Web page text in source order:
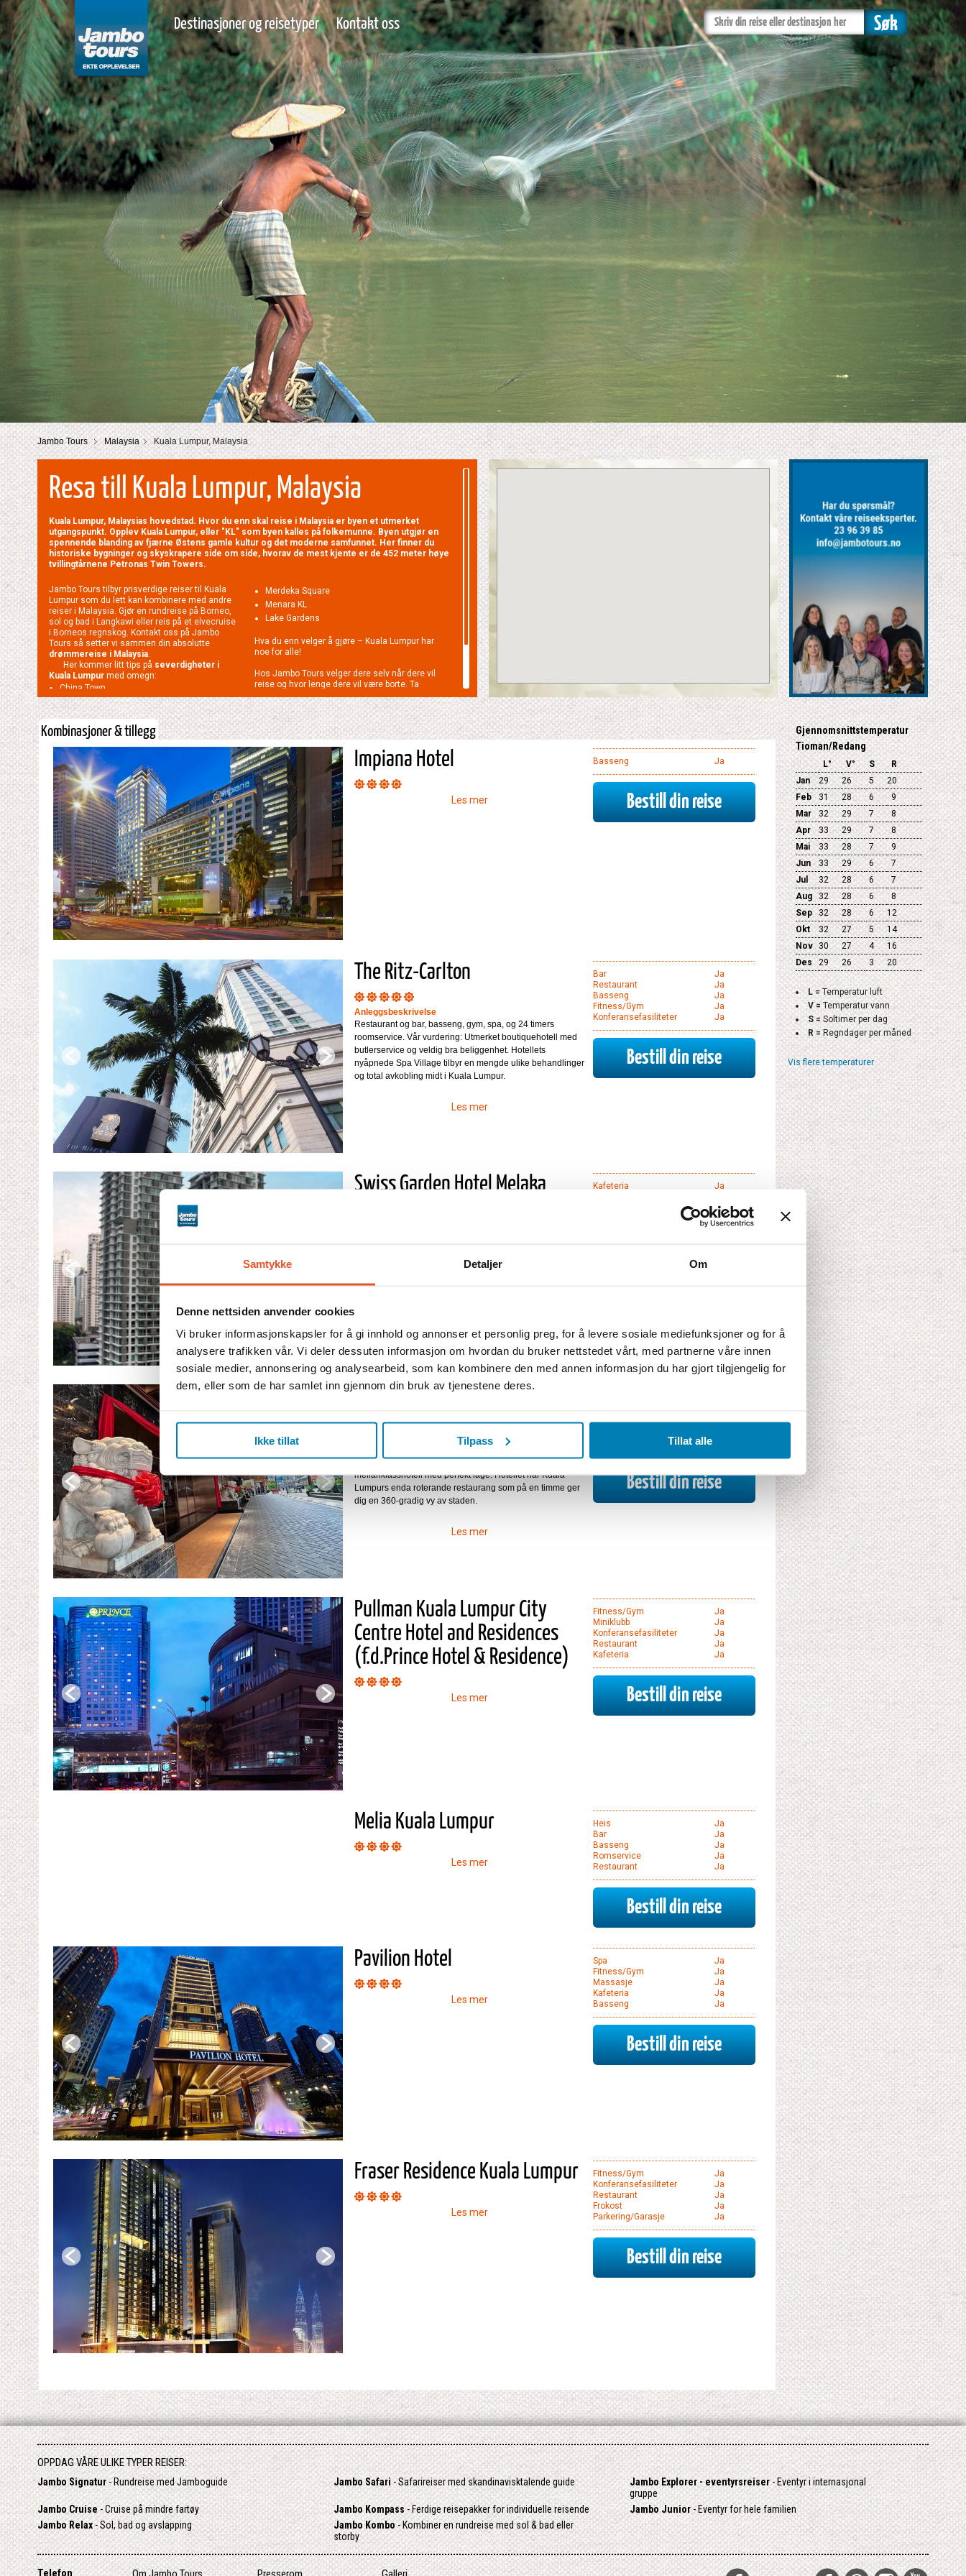
Samtykke Detaljer Om
Denne nettsiden anvender cookies
Vi bruker informasjonskapsler for å gi innhold og annonser et personlig preg, for å levere sosiale mediefunksjoner og for å
analysere trafikken vår. Vi deler dessuten informasjon om hvordan du bruker nettstedet vårt, med partnerne våre innen
sosiale medier, annonsering og analysearbeid, som kan kombinere den med annen informasjon du har gjort tilgjengelig for
dem, eller som de har samlet inn gjennom din bruk av tjenestene deres.
Ikke tillat Tilpass Tillat alle
Destinasjoner og reisetyper Kontakt oss
Jambo Tours Malaysia Kuala Lumpur, Malaysia
Resa till Kuala Lumpur, Malaysia
Kuala Lumpur, Malaysias hovedstad. Hvor du enn skal reise i Malaysia er byen et utmerket
utgangspunkt. Opplev Kuala Lumpur, eller "KL" som byen kalles på folkemunne. Byen utgjør en
spennende blanding av fjærne Østens gamle kultur og det moderne samfunnet. Her finner du
historiske bygninger og skyskrapere side om side, hvorav de mest kjente er de 452 meter høye
tvillingtårnene Petronas Twin Towers.
Jambo Tours tilbyr prisverdige reiser til Kuala
Lumpur som du lett kan kombinere med andre
reiser i Malaysia. Gjør en rundreise på Borneo,
sol og bad i Langkawi eller reis på et elvecruise
i Borneos regnskog. Kontakt oss på Jambo
Tours så setter vi sammen din absolutte
drømmereise i Malaysia.
Her kommer litt tips på severdigheter i
Kuala Lumpur med omegn:
China Town
De indiske kvartalene
Shopping i Bukit Bintang
Petronas Towers
Merdeka Square
Menara KL
Lake Gardens
Hva du enn velger å gjøre – Kuala Lumpur har
noe for alle!
Hos Jambo Tours velger dere selv når dere vil
reise og hvor lenge dere vil være borte. Ta
kontakt med oss på telefon eller e-post hvis
dere vil ha hjelp med å skreddersy en reise eller
skape en kombinasjonsreise.
Kombinasjoner & tillegg
Impiana Hotel
Les mer
Basseng Ja
Bestill din reise
The Ritz-Carlton
Anleggsbeskrivelse
Restaurant og bar, basseng, gym, spa, og 24 timers
roomservice. Vår vurdering: Utmerket boutiquehotell med
butlerservice og veldig bra beliggenhet. Hotellets
nyåpnede Spa Village tilbyr en mengde ulike behandlinger
og total avkobling midt i Kuala Lumpur.
Les mer
Bar
Ja
Restaurant
Ja
Basseng
Ja
Fitness/Gym
Ja
Konferansefasiliteter
Ja
Bestill din reise
Swiss Garden Hotel Melaka Kafeteria
Ja
Ja
Ja
Ja
Bestill din reise
The Federal Hotel
3 restauranger, coffeshop, poolbar, pool, barnpassning,
frisör och bowlinghall. Vår bedömning: Utmärkt
mellanklasshotell med perfekt läge. Hotellet har Kuala
Lumpurs enda roterande restaurang som på en timme ger
dig en 360-gradig vy av staden.
Les mer
Restaurant
Ja
Frisør/Skjønnhetssalong
Bestill din reise
Pullman Kuala Lumpur City
Centre Hotel and Residences
(f.d.Prince Hotel & Residence)
Les mer
Fitness/Gym
Ja
Miniklubb
Ja
Konferansefasiliteter
Ja
Restaurant
Ja
Kafeteria
Ja
Bestill din reise
Melia Kuala Lumpur
Les mer
Heis
Ja
Bar
Ja
Basseng
Ja
Romservice
Ja
Restaurant
Ja
Bestill din reise
Pavilion Hotel
Les mer
Spa
Ja
Fitness/Gym
Ja
Massasje
Ja
Kafeteria
Ja
Basseng
Ja
Bestill din reise
Fraser Residence Kuala Lumpur
Les mer
Fitness/Gym
Ja
Konferansefasiliteter
Ja
Restaurant
Ja
Frokost
Ja
Parkering/Garasje
Ja
Bestill din reise
Gjennomsnittstemperatur
Tioman/Redang
L° V° S
R
Jan
29 26 5
20
Feb
31 28 6
9
Mar
32 29 7
8
Apr
33 29 7
8
Mai
33 28 7
9
Jun
33 29 6
7
Jul
32 28 6
7
Aug
32 28 6
8
Sep
32 28 6
12
Okt
32 27 5
14
Nov 30 27 4
16
Des
29 26 3 20
L =Temperatur luft
V =Temperatur vann
S =Soltimer per dag
R =Regndager per måned
Vis flere temperaturer
OPPDAG VÅRE ULIKE TYPER REISER:
Jambo Signatur- Rundreise med Jamboguide Jambo Safari - Safarireiser med skandinavisktalende guide Jambo Explorer - eventyrsreiser- Eventyr i internasjonal
gruppe
Jambo Cruise- Cruise på mindre fartøy Jambo Kompass - Ferdige reisepakker for individuelle reisende Jambo Junior- Eventyr for hele familien
Jambo Relax- Sol, bad og avslapping Jambo Kombo- Kombiner en rundreise med sol & bad eller
storby
Telefon
XClose